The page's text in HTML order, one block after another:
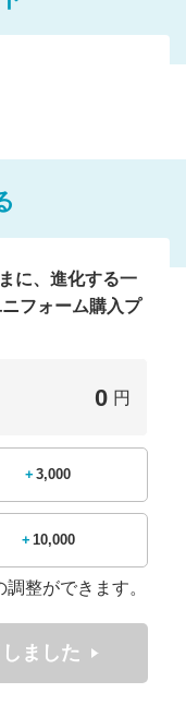
、甲子園へ
年と2004年の2度、
し遂げました。
進出という劇的
。
づいています。
12名、計45名の部
に、進化する一
フォーム購入プ
0 円
+3,000
+10,000
整ができます。
ました